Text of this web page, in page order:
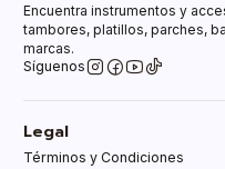
Encuentra instrumentos y
tambores, platillos, parches,
marcas.
Síguenos
Legal
Términos y Condiciones